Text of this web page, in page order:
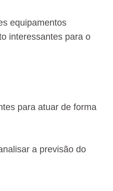
equipamentos
interessantes para o
para atuar de forma
a previsão do